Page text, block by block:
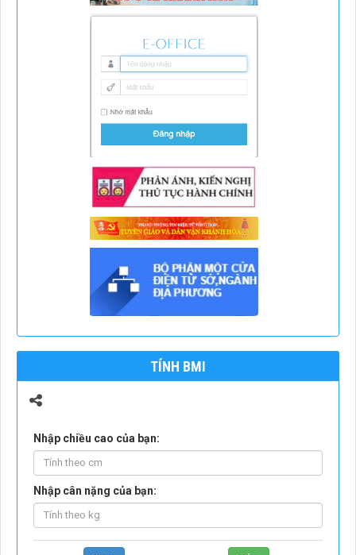
TÍNH BMI
Nhập chiều cao của bạn:
Nhập cân nặng của bạn: